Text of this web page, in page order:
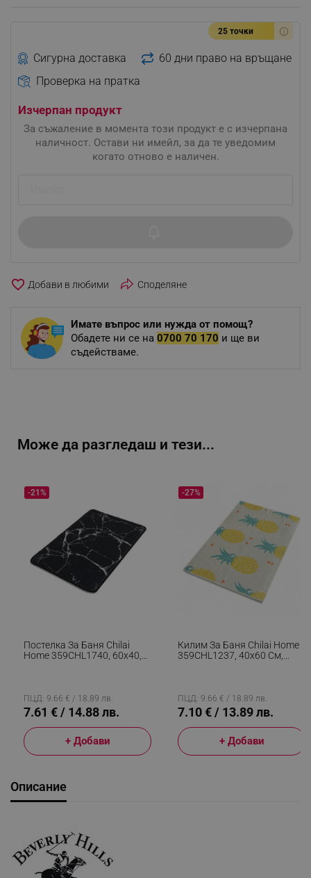
25 точки
Сигурна доставка
60 дни право на връщане
Проверка на пратка
Изчерпан продукт
За съжаление в момента този продукт е с изчерпана
наличност. Остави ни имейл, за да те уведомим
когато отново е наличен.
favorite_border Споделяне
Имате въпрос или нужда от помощ?
Обадете ни се на 0700 70 170 и ще ви
съдействаме.
Може да разгледаш и тези...
Постелка За Баня Chilai
Home 359CHL1740, 60x40,
-21%
ПЦД: 9.66 € / 18.89 лв.
7.61 € / 14.88 лв.
+ Добави
Килим За Баня Chilai Home
359CHL1237, 40х60 См,
-27%
ПЦД: 9.66 € / 18.89 лв.
7.10 € / 13.89 лв.
+ Добави
Описание